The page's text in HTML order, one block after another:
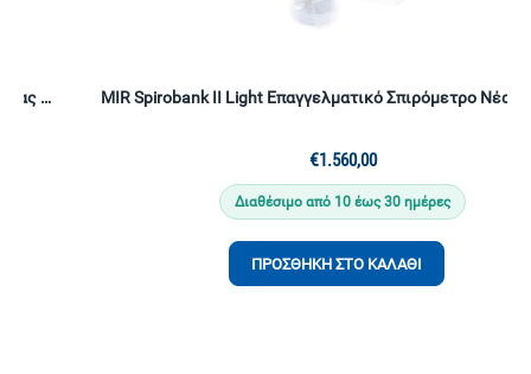
MIR Spirobank II Light Επαγγελματικό Σπιρόμετρο Νέας Γενιάς | 60 Τουρμπίνες Flow Mir Plus | MIR Spiro Platinum
Διαθέσιμο από 10 έως 30 ημέρες
ΠΡΟΣΘΉΚΗ ΣΤΟ ΚΑΛΆΘΙ